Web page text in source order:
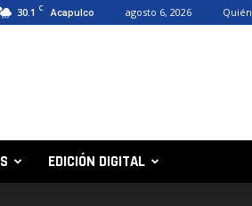
30.1 C Acapulco agosto 6, 2026
EDICIÓN DIGITAL